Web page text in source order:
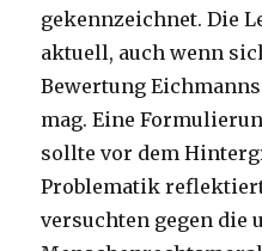
gekennzeichnet. Die
aktuell, auch wenn
Bewertung
mag. Eine
sollte vor dem
Problematik
versuchten gegen die